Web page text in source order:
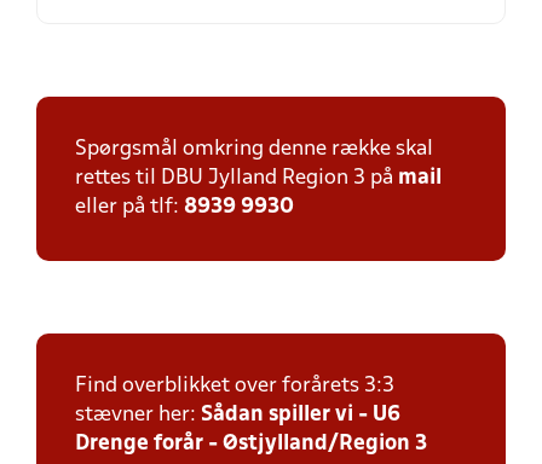
Spørgsmål omkring denne række skal
rettes til DBU Jylland Region 3 på mail
eller på tlf: 8939 9930
Find overblikket over forårets 3:3
stævner her: Sådan spiller vi - U6
Drenge forår - Østjylland/Region 3